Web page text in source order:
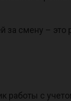
за смену – это
работы с